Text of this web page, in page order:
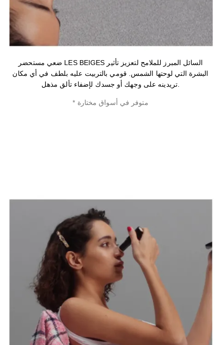
ضعي مستحضر LES BEIGES السائل المبرز للملامح لتعزيز تأثير
البشرة التي لوحتها الشمس. قومي بالتربيت عليه بلطف في أي مكان
* متوفر في أسواق مختارة